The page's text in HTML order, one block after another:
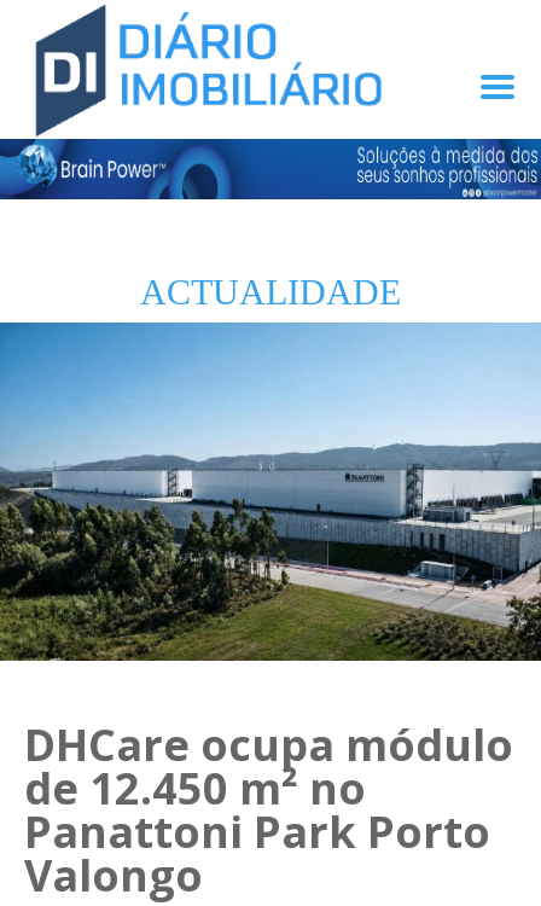
ACTUALIDADE
DHCare ocupa módulo
de 12.450 m² no
Panattoni Park Porto
Valongo